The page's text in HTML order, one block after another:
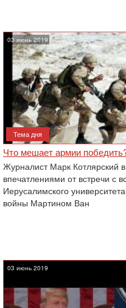
03 июнь 2019
Тема дня
Что мешает армии
Журналист Марк Котлярский
впечатлениями от встречи с
Иерусалимского
войны Мартином Ван
03 июнь 2019